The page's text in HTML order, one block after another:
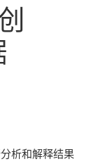
析和解释结果